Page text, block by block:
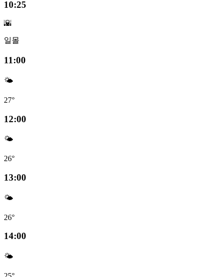
10:25
🌇
일몰
11:00
🌤️
27°
12:00
🌤️
26°
13:00
🌤️
26°
14:00
🌤️